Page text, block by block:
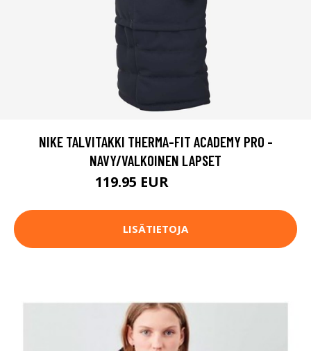
NIKE TALVITAKKI THERMA-FIT ACADEMY PRO -
NAVY/VALKOINEN LAPSET
119.95 EUR
LISÄTIETOJA